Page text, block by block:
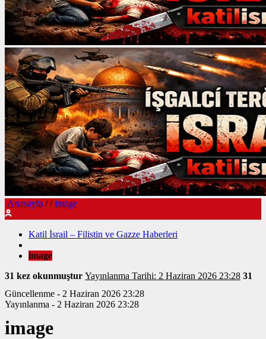
Anasayfa / / image
Katil İsrail – Filistin ve Gazze Haberleri
image
31 kez okunmuştur
Yayınlanma Tarihi: 2 Haziran 2026 23:28 31
Güncellenme - 2 Haziran 2026 23:28
Yayınlanma - 2 Haziran 2026 23:28
image